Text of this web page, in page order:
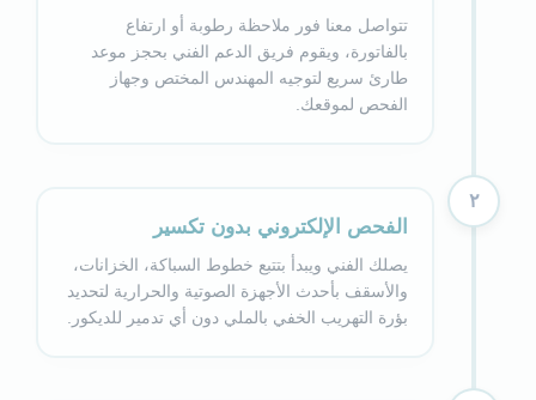
تتواصل معنا فور ملاحظة رطوبة أو ارتفاع
بالفاتورة، ويقوم فريق الدعم الفني بحجز موعد
طارئ سريع لتوجيه المهندس المختص وجهاز
الفحص لموقعك.
٢
الفحص الإلكتروني بدون تكسير
يصلك الفني ويبدأ بتتبع خطوط السباكة، الخزانات،
والأسقف بأحدث الأجهزة الصوتية والحرارية لتحديد
بؤرة التهريب الخفي بالملي دون أي تدمير للديكور.